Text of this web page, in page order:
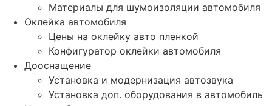
Материалы для шумоизоляции автомобиля
Оклейка автомобиля
Цены на оклейку авто пленкой
Конфигуратор оклейки автомобиля
Дооснащение
Установка и модернизация автозвука
Установка доп. оборудования в автомобиль